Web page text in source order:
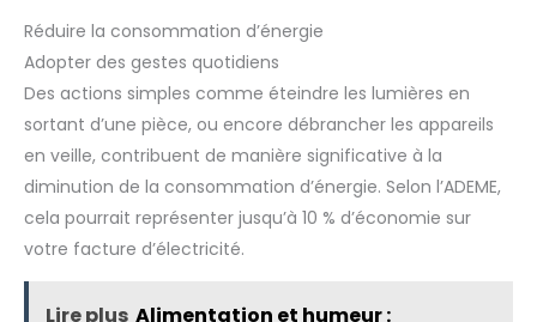
Réduire la consommation d’énergie
Adopter des gestes quotidiens
Des actions simples comme éteindre les lumières en
sortant d’une pièce, ou encore débrancher les appareils
en veille, contribuent de manière significative à la
diminution de la consommation d’énergie. Selon l’ADEME,
cela pourrait représenter jusqu’à 10 % d’économie sur
votre facture d’électricité.
Lire plus Alimentation et humeur :